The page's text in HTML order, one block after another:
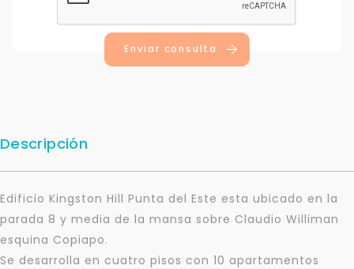
Enviar consulta
Descripción
Edificio Kingston Hill Punta del Este esta ubicado en la
parada 8 y media de la mansa sobre Claudio Williman
esquina Copiapo.
Se desarrolla en cuatro pisos con 10 apartamentos